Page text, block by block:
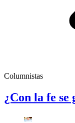
Columnistas
¿Con la fe